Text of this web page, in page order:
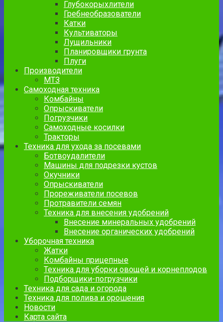
Глубокорыхлители
Гребнеобразователи
Катки
Культиваторы
Лущильники
Планировщики грунта
Плуги
Производители
МТЗ
Самоходная техника
Комбайны
Опрыскиватели
Погрузчики
Самоходные косилки
Тракторы
Техника для ухода за посевами
Ботвоудалители
Машины для подрезки кустов
Окучники
Опрыскиватели
Прореживатели посевов
Протравители семян
Техника для внесения удобрений
Внесение минеральных удобрений
Внесение органических удобрений
Уборочная техника
Жатки
Комбайны прицепные
Техника для уборки овощей и корнеплодов
Подборщики-погрузчики
Техника для сада и огорода
Техника для полива и орошения
Новости
Карта сайта